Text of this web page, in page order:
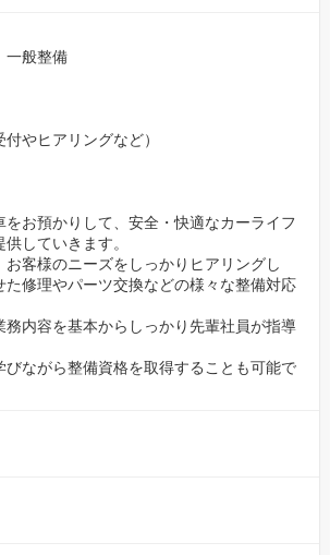
で始まり朝礼を行います。
を確認、1日の予定をチェック
さまの受付
備
19:00時頃です。
一般整備
付やヒアリングなど）
お預かりして、安全・快適なカーライフ
していきます。
客様のニーズをしっかりヒアリングし
た修理やパーツ交換などの様々な整備対応
内容を基本からしっかり先輩社員が指導
ながら整備資格を取得することも可能で